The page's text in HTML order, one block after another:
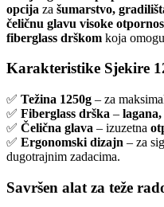
opcija za šumarstvo,
čeličnu glavu visoke
fiberglass drškom koja
Karakteristike Sjekire
✅ Težina 1250g – za
✅ Fiberglass drška –
✅ Čelična glava – izuzetna
✅ Ergonomski dizajn – za
dugotrajnim zadacima.
Savršen alat za teže